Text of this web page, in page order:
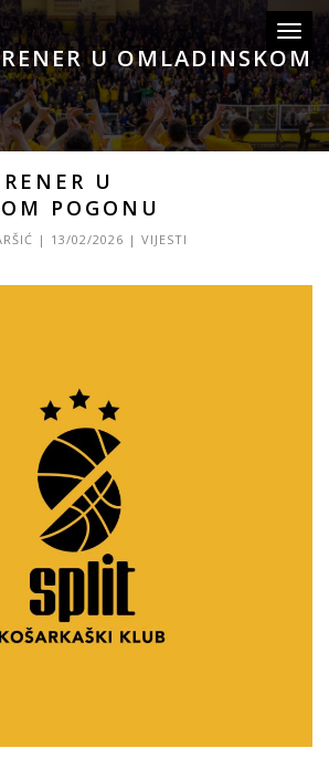
U OMLADINSKOM
U
POGONU
| 13/02/2026 | VIJESTI